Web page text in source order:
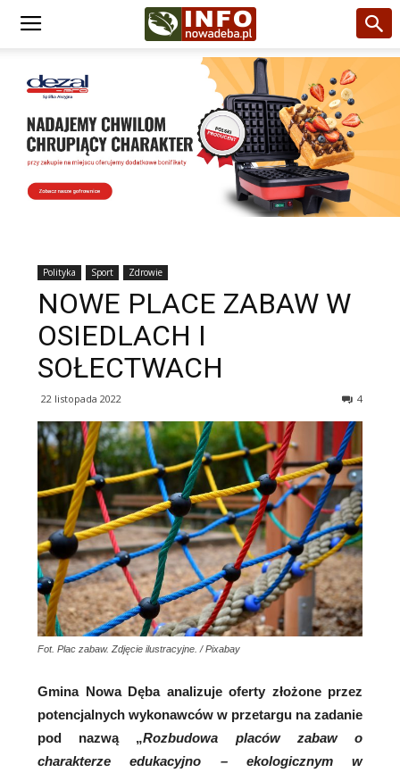
Polityka Sport Zdrowie
NOWE PLACE ZABAW W
OSIEDLACH I
SOŁECTWACH
22 listopada 2022 4
Fot. Plac zabaw. Zdjęcie ilustracyjne. / Pixabay
Gmina Nowa Dęba analizuje oferty złożone przez
potencjalnych wykonawców w przetargu na zadanie
pod nazwą „Rozbudowa placów zabaw o
charakterze edukacyjno – ekologicznym w